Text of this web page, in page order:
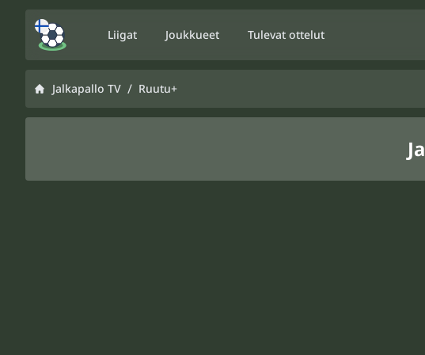
Liigat Joukkueet Tulevat ottelut
Jalkapallo TV / Ruutu+